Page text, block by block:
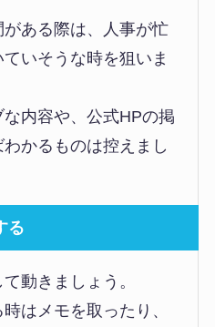
ある際は、人事が忙
いそうな時を狙いま
内容や、公式HPの掲
かるものは控えまし
る
動きましょう。
はメモを取ったり、